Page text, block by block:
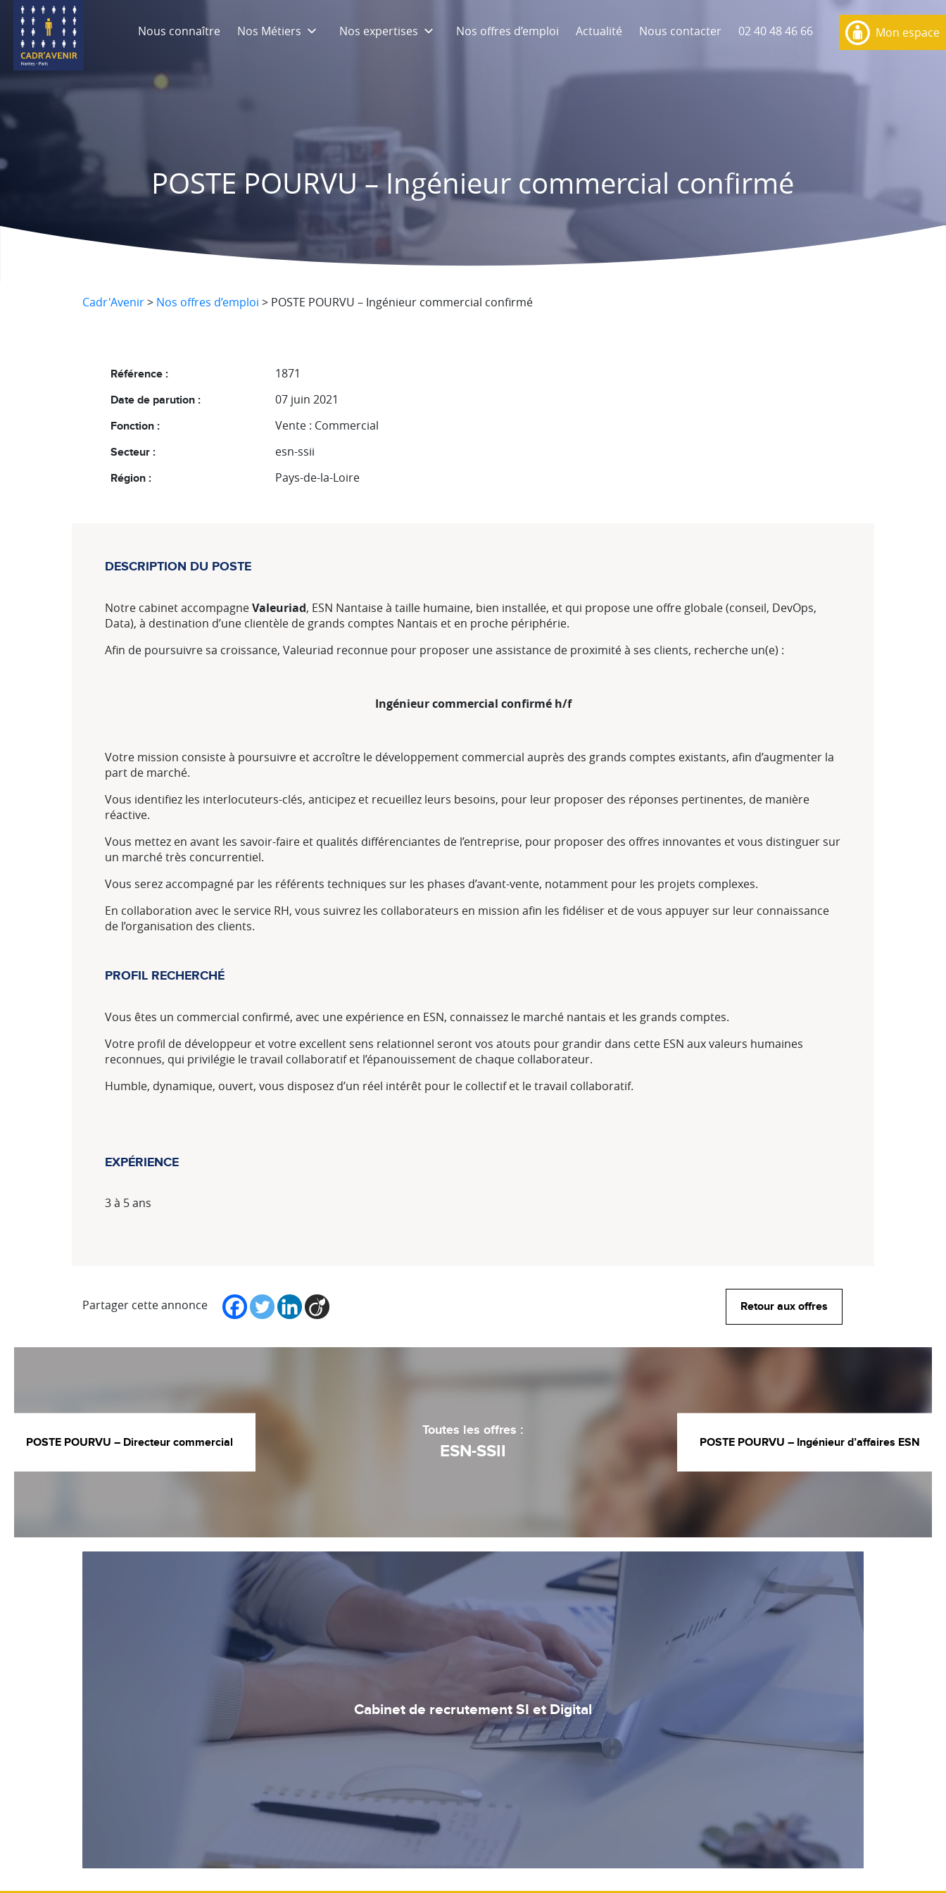
Nous connaître Nos Métiers Nos expertises Nos offres d’emploi Actualité Nous contacter 02 40 48 46 66
POSTE POURVU – Ingénieur commercial confirmé
Mon espace
Cadr'Avenir> Nos offres d’emploi > POSTE POURVU – Ingénieur commercial confirmé
Référence : 1871
Date de parution : 07 juin 2021
Fonction : Vente : Commercial
Secteur : esn-ssii
Région : Pays-de-la-Loire
DESCRIPTION DU POSTE
Notre cabinet accompagneValeuriad, ESN Nantaise à taille humaine, bien installée, et qui propose une offre globale (conseil, DevOps,
Data), à destination d’une clientèle de grands comptes Nantais et en proche périphérie.
Afin de poursuivre sa croissance, Valeuriad reconnue pour proposer une assistance de proximité à ses clients, recherche un(e) :
Ingénieur commercial confirmé h/f
Votre mission consiste à poursuivre et accroître le développement commercial auprès des grands comptes existants, afin d’augmenter la
part de marché.
Vous identifiez les interlocuteurs-clés, anticipez et recueillez leurs besoins, pour leur proposer des réponses pertinentes, de manière
réactive.
Vous mettez en avant les savoir-faire et qualités différenciantes de l’entreprise, pour proposer des offres innovantes et vous distinguer sur
un marché très concurrentiel.
Vous serez accompagné par les référents techniques sur les phases d’avant-vente, notamment pour les projets complexes.
En collaboration avec le service RH, vous suivrez les collaborateurs en mission afin les fidéliser et de vous appuyer sur leur connaissance
de l’organisation des clients.
PROFIL RECHERCHÉ
Vous êtes un commercial confirmé, avec une expérience en ESN, connaissez le marché nantais et les grands comptes.
Votre profil de développeur et votre excellent sens relationnel seront vos atouts pour grandir dans cette ESN aux valeurs humaines
reconnues, qui privilégie le travail collaboratif et l’épanouissement de chaque collaborateur.
Humble, dynamique, ouvert, vous disposez d’un réel intérêt pour le collectif et le travail collaboratif.
EXPÉRIENCE
3 à 5 ans
Partager cette annonce Retour aux offres
POSTE POURVU – Directeur commercial
Toutes les offres :
ESN-SSII POSTE POURVU – Ingénieur d’affaires ESN
Cabinet de recrutement SI et Digital